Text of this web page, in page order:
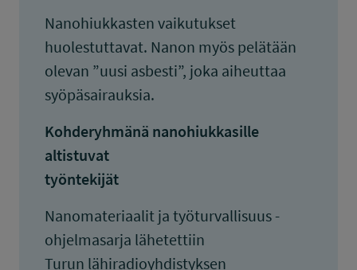
Nanohiukkasten vaikutukset
huolestuttavat. Nanon myös pelätään
olevan ”uusi asbesti”, joka aiheuttaa
syöpäsairauksia.
Kohderyhmänä nanohiukkasille
altistuvat
työntekijät
Nanomateriaalit ja työturvallisuus -
ohjelmasarja lähetettiin
Turun lähiradioyhdistyksen